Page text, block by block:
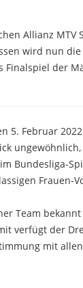
Allianz
wird nun
der
5. Februar
Bundesliga-
Frauen-
Team
verfügt der
mit